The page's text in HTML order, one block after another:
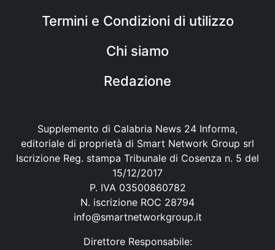
Termini e Condizioni di utilizzo
Chi siamo
Redazione
Supplemento di Calabria News 24 Informa,
editoriale di proprietà di Smart Network Group srl
Iscrizione Reg. stampa Tribunale di Cosenza n. 5 del
15/12/2017
P. IVA 03500860782
N. iscrizione ROC 28794
info@smartnetworkgroup.it
Direttore Responsabile: